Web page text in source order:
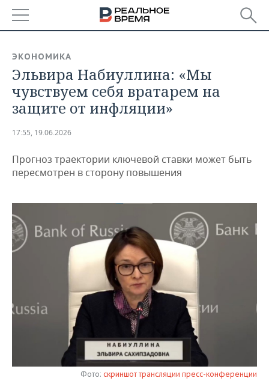
БАШКОРТОСТАН
ТАТАРСТАН
НОВОСТИ
АНАЛИТИКА
ДЕКЛАРАЦИИ О ДОХОДАХ
КОРОЛИ ГОСЗАКАЗА ПФО
КОМУ ПРИНАДЛЕЖАТ
ТОРГОВЫЕ ЦЕНТРЫ
ТАТАРСТАНА
НОВОСТИ ЭКОНОМИКИ
ФИНАНСЫ
БЮДЖЕТ
ИНВЕСТИЦИИ
ПРОМЫШЛЕННОСТЬ
НОВОСТИ
АГРОПРОМ
МАШИНОСТРОЕНИЕ
НЕФТЕХИМИЯ
НЕФТЬ
ЭНЕРГЕТИКА
НЕДВИЖИМОСТЬ
НОВОСТИ АВТО
БИЗНЕС
НОВОСТИ БИЗНЕСА
РОЗНИЧНАЯ ТОРГОВЛЯ
ТРАНСПОРТ
ТЕХНОЛОГИИ
НОВОСТИ ТЕХНОЛОГИЙ
ТЕЛЕКОММУНИКАЦИИ
МЕРОПРИЯТИЯ
НОВОСТИ МЕРОПРИЯТИЙ
ВЫЕЗДНАЯ РЕДАКЦИЯ
БИЗНЕС-БРАНЧИ
НОВОСТИ СПОРТА
НОВОСТИ ОБЩЕСТВА
ЭКОНОМИКА
Эльвира Набиуллина: «Мы
чувствуем себя вратарем на
защите от инфляции»
17:55, 19.06.2026
Прогноз траектории ключевой ставки может быть
пересмотрен в сторону повышения
Фото: скриншот трансляции пресс-конференции